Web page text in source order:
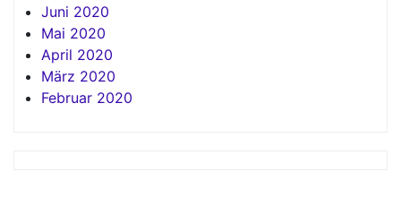
Juni 2020
Mai 2020
April 2020
März 2020
Februar 2020